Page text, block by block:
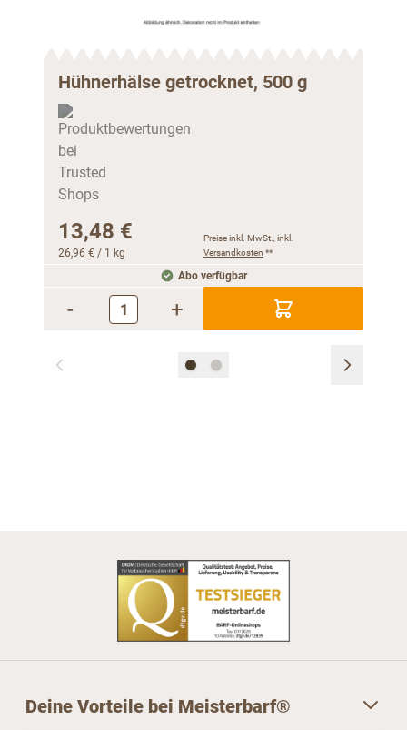
Hühnerhälse getrocknet, 500 g
13,48 €
26,96 € / 1 kg
Preise inkl. MwSt., inkl.
Versandkosten **
Abo verfügbar
- +
Deine Vorteile bei Meisterbarf®